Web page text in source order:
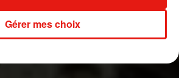
Karol G dévoile la tracklist de
son nouvel album… avec des
Gérer mes choix